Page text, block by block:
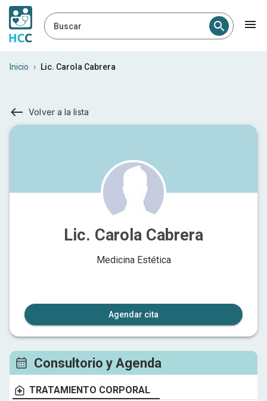
Buscar
Inicio › Lic. Carola Cabrera
Volver a la lista
Lic. Carola Cabrera
Medicina Estética
Agendar cita
Consultorio y Agenda
TRATAMIENTO CORPORAL